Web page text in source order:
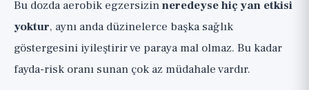
Bu dozda aerobik egzersizinneredeyse hiç yan etkisi
yoktur, aynı anda düzinelerce başka sağlık
göstergesini iyileştirir ve paraya mal olmaz. Bu kadar
fayda-risk oranı sunan çok az müdahale vardır.